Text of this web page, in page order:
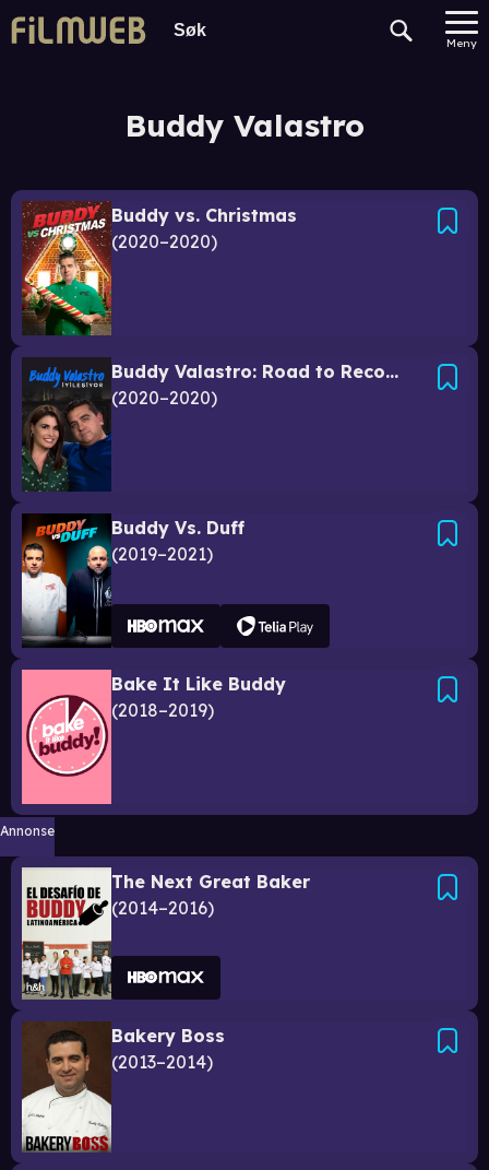
Meny
Buddy Valastro
Buddy vs. Christmas
2020–2020
Buddy Valastro: Road to Recovery
2020–2020
Buddy Vs. Duff
2019–2021
Bake It Like Buddy
2018–2019
Annonse
The Next Great Baker
2014–2016
Bakery Boss
2013–2014